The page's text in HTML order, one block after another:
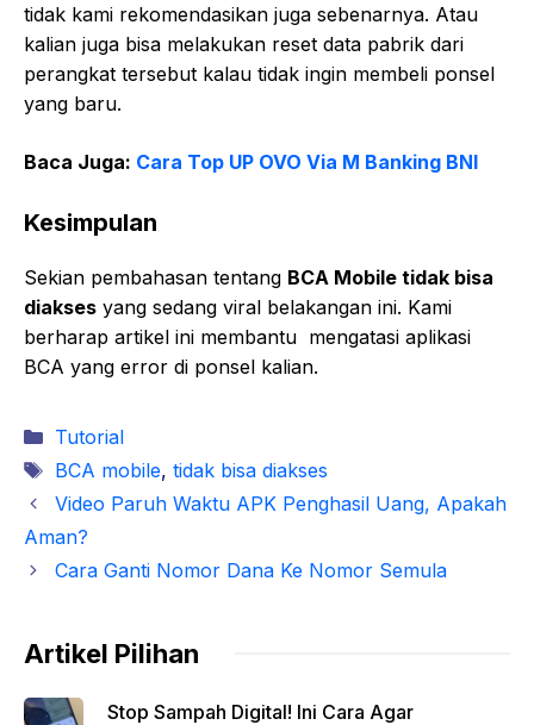
tidak kami rekomendasikan juga sebenarnya. Atau
kalian juga bisa melakukan reset data pabrik dari
perangkat tersebut kalau tidak ingin membeli ponsel
yang baru.
Baca Juga: Cara Top UP OVO Via M Banking BNI
Kesimpulan
Sekian pembahasan tentang BCA Mobile tidak bisa
diakses yang sedang viral belakangan ini. Kami
berharap artikel ini membantu mengatasi aplikasi
BCA yang error di ponsel kalian.
Kategori
Tutorial
Tag
BCA mobile, tidak bisa diakses
Video Paruh Waktu APK Penghasil Uang, Apakah
Aman?
Cara Ganti Nomor Dana Ke Nomor Semula
Artikel Pilihan
Stop Sampah Digital! Ini Cara Agar